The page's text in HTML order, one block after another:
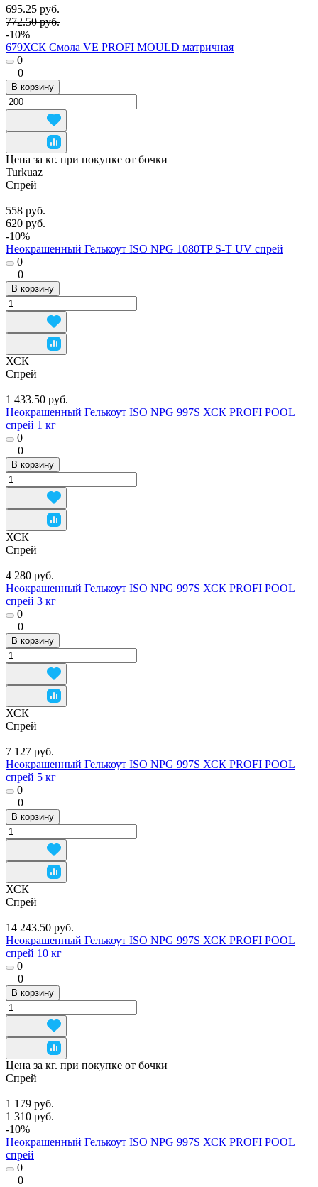
695.25 руб.
772.50 руб.
-10%
679ХСК Смола VE PROFI MOULD матричная
0
0
В корзину
Цена за кг. при покупке от бочки
Turkuaz
Спрей
558 руб.
620 руб.
-10%
Неокрашенный Гелькоут ISO NPG 1080TP S-T UV спрей
0
0
В корзину
ХСК
Спрей
1 433.50 руб.
Неокрашенный Гелькоут ISO NPG 997S ХСК PROFI POOL
спрей 1 кг
0
0
В корзину
ХСК
Спрей
4 280 руб.
Неокрашенный Гелькоут ISO NPG 997S ХСК PROFI POOL
спрей 3 кг
0
0
В корзину
ХСК
Спрей
7 127 руб.
Неокрашенный Гелькоут ISO NPG 997S ХСК PROFI POOL
спрей 5 кг
0
0
В корзину
ХСК
Спрей
14 243.50 руб.
Неокрашенный Гелькоут ISO NPG 997S ХСК PROFI POOL
спрей 10 кг
0
0
В корзину
Цена за кг. при покупке от бочки
Спрей
1 179 руб.
1 310 руб.
-10%
Неокрашенный Гелькоут ISO NPG 997S ХСК PROFI POOL
спрей
0
0